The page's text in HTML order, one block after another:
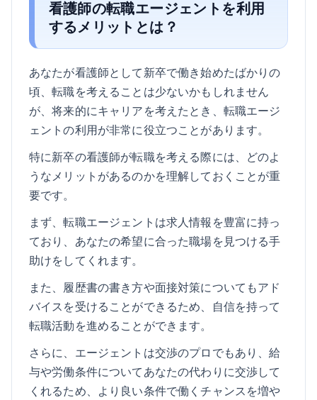
看護師の転職エージェントを利用
するメリットとは？
あなたが看護師として新卒で働き始めたばかりの
頃、転職を考えることは少ないかもしれません
が、将来的にキャリアを考えたとき、転職エージ
ェントの利用が非常に役立つことがあります。
特に新卒の看護師が転職を考える際には、どのよ
うなメリットがあるのかを理解しておくことが重
要です。
まず、転職エージェントは求人情報を豊富に持っ
ており、あなたの希望に合った職場を見つける手
助けをしてくれます。
また、履歴書の書き方や面接対策についてもアド
バイスを受けることができるため、自信を持って
転職活動を進めることができます。
さらに、エージェントは交渉のプロでもあり、給
与や労働条件についてあなたの代わりに交渉して
くれるため、より良い条件で働くチャンスを増や